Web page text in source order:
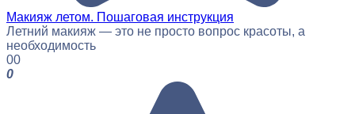
Макияж летом. Пошаговая инструкция
Летний макияж — это не просто вопрос красоты, а
необходимость
00
0